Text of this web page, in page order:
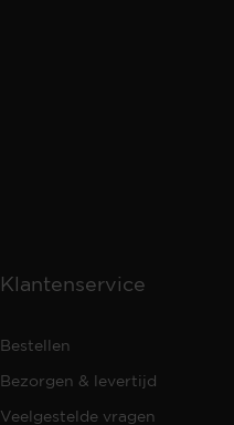
Klantenservice
Bestellen
Bezorgen & levertijd
Veelgestelde vragen